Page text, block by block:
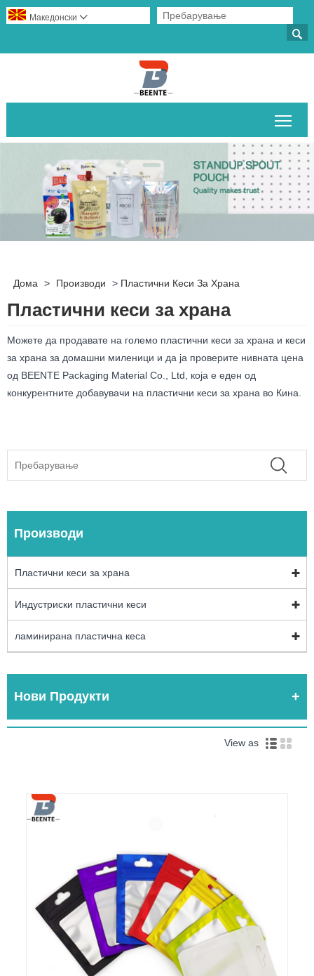

Македонски 
Дома > Производи > Пластични Кеси За Храна
Пластични кеси за храна
Можете да продавате на големо пластични кеси за храна и кеси
за храна за домашни миленици и да ја проверите нивната цена
од BEENTE Packaging Material Co., Ltd, која е еден од
конкурентните добавувачи на пластични кеси за храна во Кина.
Производи
Пластични кеси за храна
Индустриски пластични кеси
ламинирана пластична кеса
Нови Продукти
View as